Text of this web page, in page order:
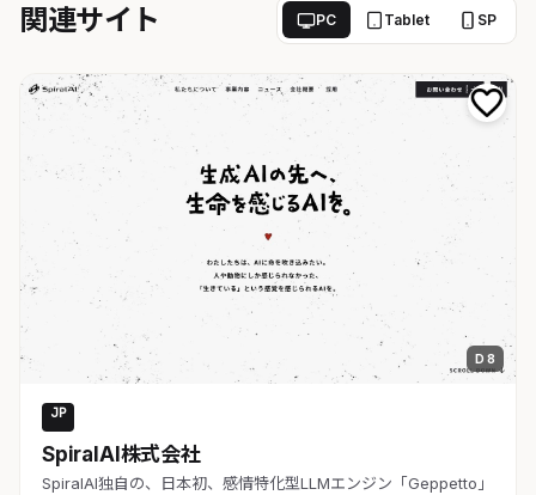
関連サイト PC Tablet SP
D 8
JP
SpiralAI株式会社
SpiralAI独自の、日本初、感情特化型LLMエンジン「Geppetto」